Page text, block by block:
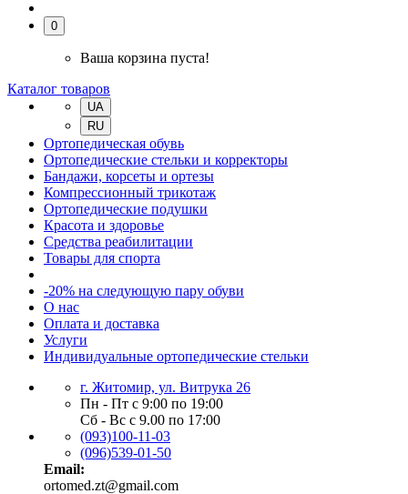
0
Ваша корзина пуста!
Каталог товаров
UA
RU
Ортопедическая обувь
Ортопедические стельки и корректоры
Бандажи, корсеты и ортезы
Компрессионный трикотаж
Ортопедические подушки
Красота и здоровье
Средства реабилитации
Товары для спорта
-20% на следующую пару обуви
О нас
Оплата и доставка
Услуги
Индивидуальные ортопедические стельки
г. Житомир, ул. Витрука 26
Пн - Пт с 9:00 по 19:00
Сб - Вс с 9.00 по 17:00
(093)100-11-03
(096)539-01-50
Email:
ortomed.zt@gmail.com